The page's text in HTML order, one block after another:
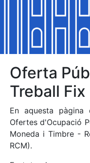
Mostra/Amaga
Mostra/Amaga
Mostra/Amaga
Mostra/Amaga
Oferta
Treball Fix
En aquesta
Ofertes d'Ocupació
Moneda i Timbre -
RCM).